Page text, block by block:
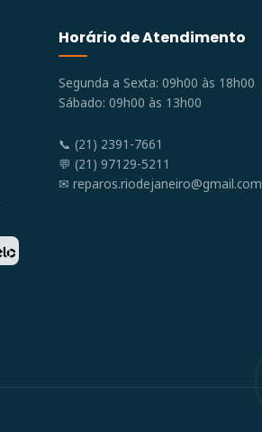
Horário de Atendimento
Segunda a Sexta: 09h00 às 18h00
Sábado: 09h00 às 13h00
📞 (21) 2391-7661
💬 (21) 97129-5211
✉ reparos.riodejaneiro@gmail.com